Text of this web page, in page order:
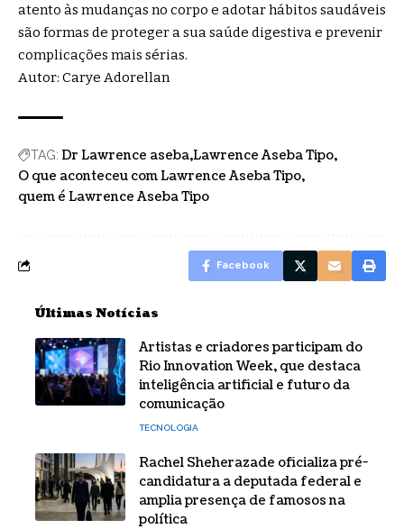
atento às mudanças no corpo e adotar hábitos saudáveis
são formas de proteger a sua saúde digestiva e prevenir
complicações mais sérias.
Autor: Carye Adorellan
TAG: Dr Lawrence aseba Lawrence Aseba Tipo
O que aconteceu com Lawrence Aseba Tipo
quem é Lawrence Aseba Tipo
Facebook
Últimas Notícias
Artistas e criadores participam do
Rio Innovation Week, que destaca
inteligência artificial e futuro da
comunicação
TECNOLOGIA
Rachel Sheherazade oficializa pré-
candidatura a deputada federal e
amplia presença de famosos na
política